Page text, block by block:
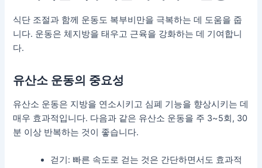
식단 조절과 함께 운동도 복부비만을 극복하는 데 도움을 줍
니다. 운동은 체지방을 태우고 근육을 강화하는 데 기여합니
다.
유산소 운동의 중요성
유산소 운동은 지방을 연소시키고 심폐 기능을 향상시키는 데
매우 효과적입니다. 다음과 같은 유산소 운동을 주 3~5회, 30
분 이상 반복하는 것이 좋습니다.
걷기: 빠른 속도로 걷는 것은 간단하면서도 효과적